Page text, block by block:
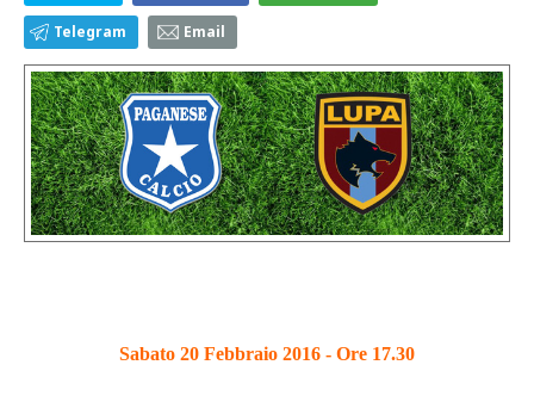
Telegram Email
Sabato 20 Febbraio 2016 - Ore 17.30